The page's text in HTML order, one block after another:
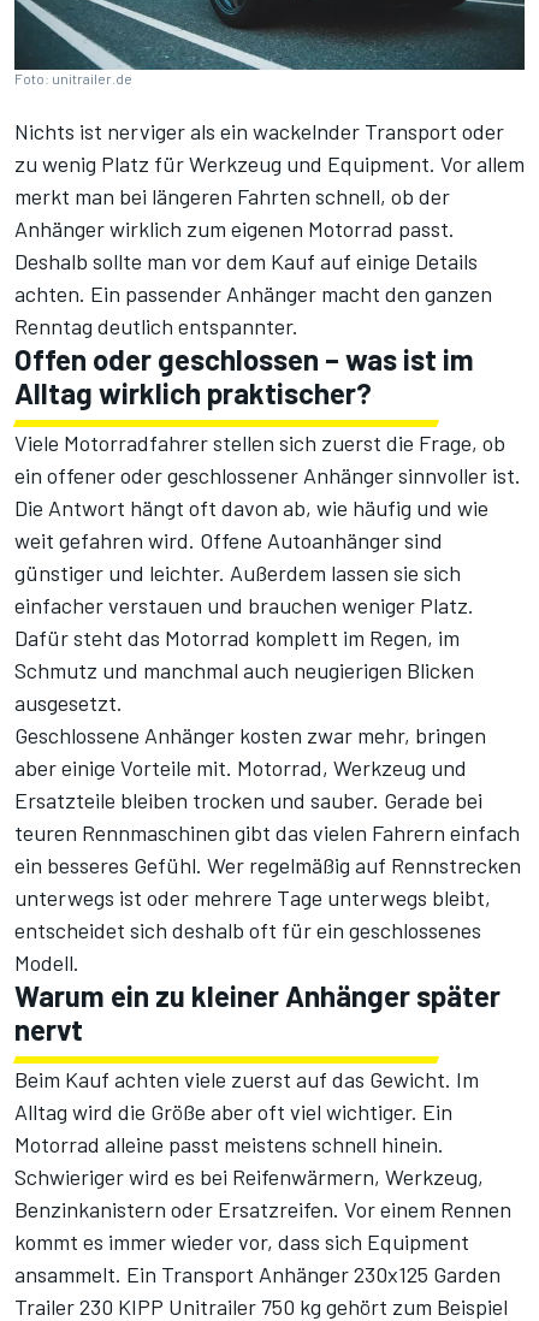
Foto: unitrailer.de
Nichts ist nerviger als ein wackelnder Transport oder
zu wenig Platz für Werkzeug und Equipment. Vor allem
merkt man bei längeren Fahrten schnell, ob der
Anhänger wirklich zum eigenen Motorrad passt.
Deshalb sollte man vor dem Kauf auf einige Details
achten. Ein passender Anhänger macht den ganzen
Renntag deutlich entspannter.
Offen oder geschlossen – was ist im
Alltag wirklich praktischer?
Viele Motorradfahrer stellen sich zuerst die Frage, ob
ein offener oder geschlossener Anhänger sinnvoller ist.
Die Antwort hängt oft davon ab, wie häufig und wie
weit gefahren wird. Offene Autoanhänger sind
günstiger und leichter. Außerdem lassen sie sich
einfacher verstauen und brauchen weniger Platz.
Dafür steht das Motorrad komplett im Regen, im
Schmutz und manchmal auch neugierigen Blicken
ausgesetzt.
Geschlossene Anhänger kosten zwar mehr, bringen
aber einige Vorteile mit. Motorrad, Werkzeug und
Ersatzteile bleiben trocken und sauber. Gerade bei
teuren Rennmaschinen gibt das vielen Fahrern einfach
ein besseres Gefühl. Wer regelmäßig auf Rennstrecken
unterwegs ist oder mehrere Tage unterwegs bleibt,
entscheidet sich deshalb oft für ein geschlossenes
Modell.
Warum ein zu kleiner Anhänger später
nervt
Beim Kauf achten viele zuerst auf das Gewicht. Im
Alltag wird die Größe aber oft viel wichtiger. Ein
Motorrad alleine passt meistens schnell hinein.
Schwieriger wird es bei Reifenwärmern, Werkzeug,
Benzinkanistern oder Ersatzreifen. Vor einem Rennen
kommt es immer wieder vor, dass sich Equipment
ansammelt. Ein Transport Anhänger 230x125 Garden
Trailer 230 KIPP Unitrailer 750 kg gehört zum Beispiel